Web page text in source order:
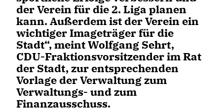
der Verein für die 2. Liga planen
kann. Außerdem ist der Verein ein
wichtiger Imageträger für die
Stadt“, meint Wolfgang Sehrt,
CDU-Fraktionsvorsitzender im Rat
der Stadt, zur entsprechenden
Vorlage der Verwaltung zum
Verwaltungs- und zum
Finanzausschuss.